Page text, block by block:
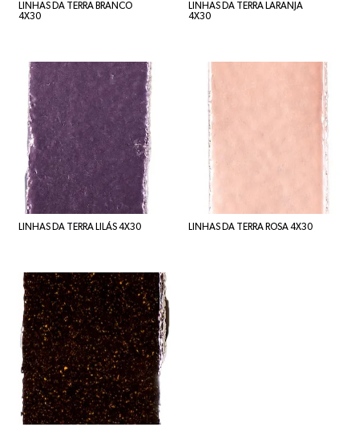
LINHAS DA TERRA BRANCO
4X30
LINHAS DA TERRA LARANJA
4X30
LINHAS DA TERRA LILÁS 4X30 LINHAS DA TERRA ROSA 4X30